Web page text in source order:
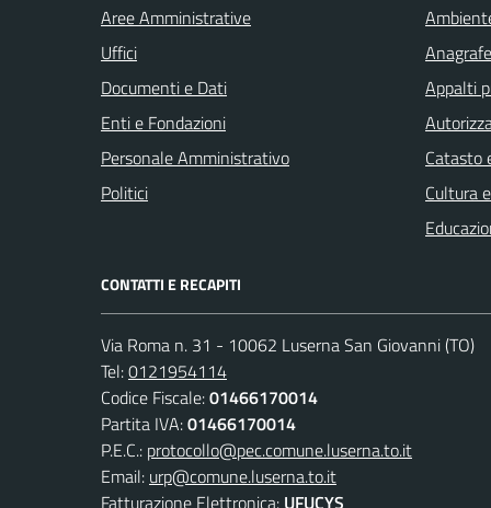
Aree Amministrative
Uffici
Documenti e Dati
Enti e Fondazioni
Personale Amministrativo
Politici
Appalti
Catasto
Cultura
CONTATTI E RECAPITI
Via Roma n. 31 - 10062 Luserna San Giovanni (TO)
Tel:0121954114
Codice Fiscale:01466170014
Partita IVA:01466170014
P.E.C.: protocollo@pec.comune.luserna.to.it
Email: urp@comune.luserna.to.it
Fatturazione Elettronica: UFUCYS